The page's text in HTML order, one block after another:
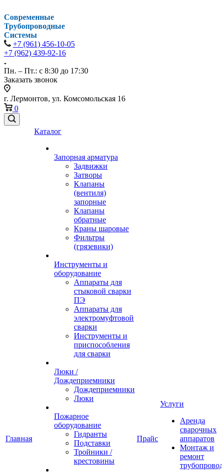
Современные
Трубопроводные
Системы
+7 (961) 456-10-05
+7 (962) 439-92-16
Пн. – Пт.: с 8:30 до 17:30
Заказать звонок
г. Лермонтов, ул. Комсомольская 16
0
Главная
Каталог
Запорная арматура
Задвижки
Затворы
Клапаны
(вентиля)
запорные
Клапаны
обратные
Краны шаровые
Фильтры
(грязевики)
Инструменты и
оборудование
Аппараты для
стыковой сварки
ПЭ
Аппараты для
электромуфтовой
сварки
Инструменты и
приспособления
для сварки
Люки /
Дождеприемники
Дождеприемники
Люки
Пожарное
оборудование
Гидранты
Подставки
Тройники /
крестовины
Прайс
Услуги
Аренда
сварочных
аппаратов
Монтаж и
ремонт